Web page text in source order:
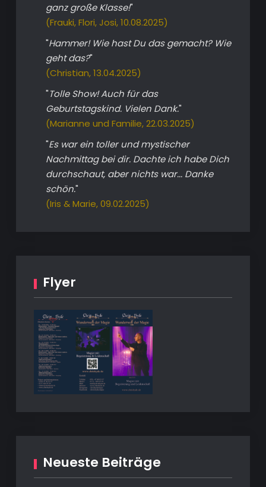
ganz große Klasse!"
(Frauki, Flori, Josi, 10.08.2025)
"Hammer! Wie hast Du das gemacht? Wie
geht das?"
(Christian, 13.04.2025)
"Tolle Show! Auch für das
Geburtstagskind. Vielen Dank."
(Marianne und Familie, 22.03.2025)
"Es war ein toller und mystischer
Nachmittag bei dir. Dachte ich habe Dich
durchschaut, aber nichts war... Danke
schön."
(Iris & Marie, 09.02.2025)
Flyer
Neueste Beiträge